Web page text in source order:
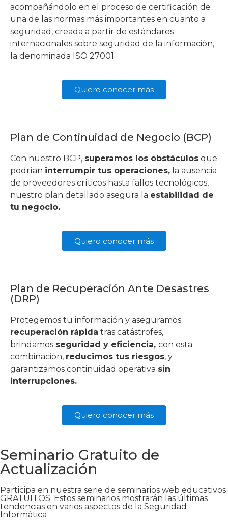
acompañándolo en el proceso de certificación de
una de las normas más importantes en cuanto a
seguridad, creada a partir de estándares
internacionales sobre seguridad de la información,
la denominada ISO 27001
Quiero conocer más
Plan de Continuidad de Negocio (BCP)
Con nuestro BCP, superamos los obstáculos que
podrían interrumpir tus operaciones, la ausencia
de proveedores críticos hasta fallos tecnológicos,
nuestro plan detallado asegura la estabilidad de
tu negocio.
Quiero conocer más
Plan de Recuperación Ante Desastres
(DRP)
Protegemos tu información y aseguramos
recuperación rápida tras catástrofes,
brindamos seguridad y eficiencia, con esta
combinación, reducimos tus riesgos, y
garantizamos continuidad operativa sin
interrupciones.
Quiero conocer más
Seminario Gratuito de
Actualización
Participa en nuestra serie de seminarios web educativos
GRATUITOS: Estos seminarios mostrarán las últimas
tendencias en varios aspectos de la Seguridad
Informática